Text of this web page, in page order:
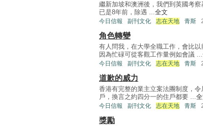
繼新加坡和澳洲後，我們到英國考
已是8年前，除遇 ...全文
今日信報 副刊文化 志在天地 青斯
角色轉變
有人問我，在大學全職工作，會比
因為忙碌可從客觀工作量例如會議 ...
今日信報 副刊文化 志在天地 青斯
道歉的威力
香港有完整的業主立案法團制度，
戶，換言之約四分一的住戶都要 ...
今日信報 副刊文化 志在天地 青斯
獎勵